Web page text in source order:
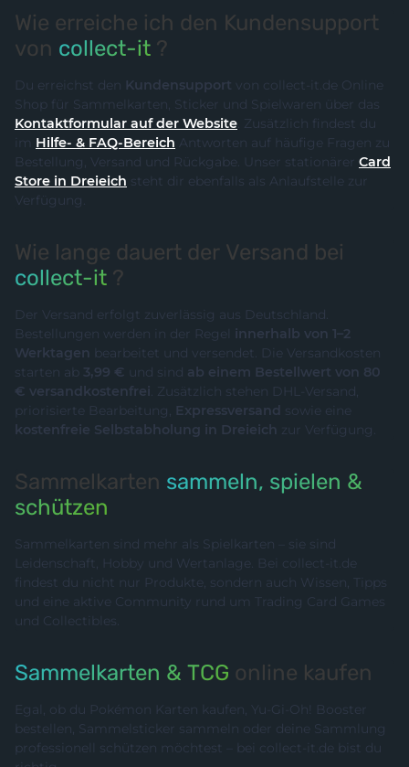
Wie erreiche ich den Kundensupport
von collect-it ?
Du erreichst den Kundensupport von collect-it.de Online
Shop für Sammelkarten, Sticker und Spielwaren über das
Kontaktformular auf der Website. Zusätzlich findest du
im Hilfe- & FAQ-Bereich Antworten auf häufige Fragen zu
Bestellung, Versand und Rückgabe. Unser stationärer Card
Store in Dreieich steht dir ebenfalls als Anlaufstelle zur
Verfügung.
Wie lange dauert der Versand bei
collect-it ?
Der Versand erfolgt zuverlässig aus Deutschland.
Bestellungen werden in der Regel innerhalb von 1–2
Werktagen bearbeitet und versendet. Die Versandkosten
starten ab 3,99 € und sind ab einem Bestellwert von 80
€ versandkostenfrei. Zusätzlich stehen DHL-Versand,
priorisierte Bearbeitung, Expressversand sowie eine
kostenfreie Selbstabholung in Dreieich zur Verfügung.
Sammelkarten sammeln, spielen &
schützen
Sammelkarten sind mehr als Spielkarten – sie sind
Leidenschaft, Hobby und Wertanlage. Bei collect-it.de
findest du nicht nur Produkte, sondern auch Wissen, Tipps
und eine aktive Community rund um Trading Card Games
und Collectibles.
Sammelkarten & TCG online kaufen
Egal, ob du Pokémon Karten kaufen, Yu-Gi-Oh! Booster
bestellen, Sammelsticker sammeln oder deine Sammlung
professionell schützen möchtest – bei collect-it.de bist du